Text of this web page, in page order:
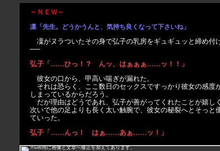
～ＮＥＷ～
凛「先生。どうかうんと、気持ち良くなって下さいね」
凜がヌラついたその身で弘子の乳房をギュギュッと締め付
──
弘子「……ひっ！？ んッ、はぁぁぁ……ッ！！」
彼女の口から、甲高い喘ぎが漏れた。
それは恐らく、ここ数日のセックスですっかり彼女の感度
しまっているからだろう。
だが理由はどうであれ、弘子が善がってくれたことが嬉し
次いで他の足よりも長く太い触腕で、彼女の秘裂へとそっと
ていった。
弘子「……んっ！ はぁ……あぁ……ッ！」
※web用に画像と文章へ修正を加えてあります。